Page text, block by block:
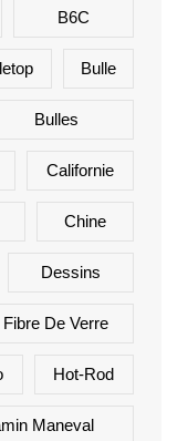
B6C
Bulle
Bulles
Californie
Chine
Dessins
Fibre De Verre
Hot-Rod
Maneval